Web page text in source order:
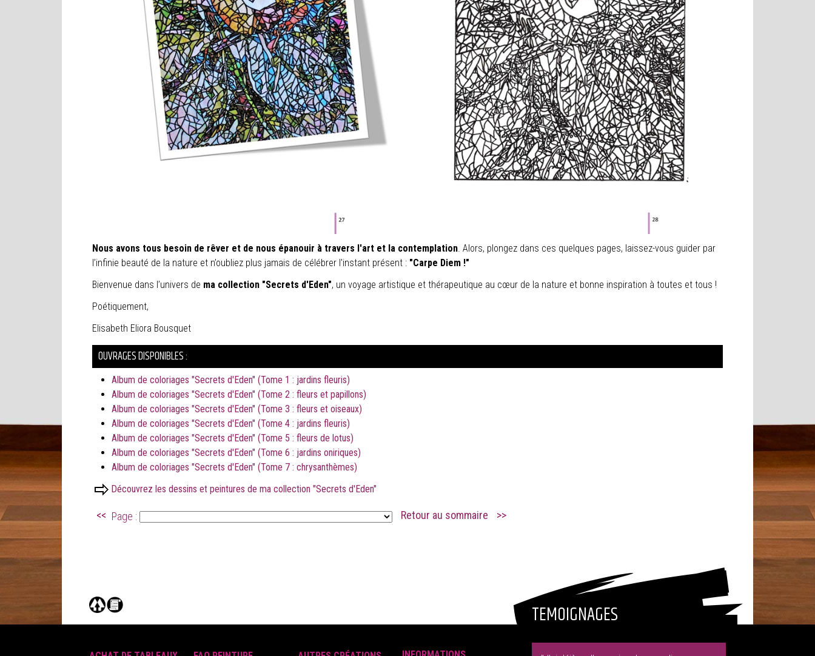
Nous avons tous besoin de rêver et de nous épanouir à travers l'art et la contemplation . Alors, plongez dans ces quelques pages, laissez-vous guider par
l’infinie beauté de la nature et n’oubliez plus jamais de célébrer l'instant présent : "Carpe Diem !"
Bienvenue dans l’univers de ma collection "Secrets d'Eden", un voyage artistique et thérapeutique au cœur de la nature et bonne inspiration à toutes et tous !
Poétiquement,
Elisabeth Eliora Bousquet
OUVRAGES DISPONIBLES :
Album de coloriages "Secrets d'Eden" (Tome 1 : jardins fleuris)
Album de coloriages "Secrets d'Eden" (Tome 2 : fleurs et papillons)
Album de coloriages "Secrets d'Eden" (Tome 3 : fleurs et oiseaux)
Album de coloriages "Secrets d'Eden" (Tome 4 : jardins fleuris)
Album de coloriages "Secrets d'Eden" (Tome 5 : fleurs de lotus)
Album de coloriages "Secrets d'Eden" (Tome 6 : jardins oniriques)
Album de coloriages "Secrets d'Eden" (Tome 7 : chrysanthèmes)
Découvrez les dessins et peintures de ma collection "Secrets d'Eden"
<< Page : Retour au sommaire >>
TEMOIGNAGES